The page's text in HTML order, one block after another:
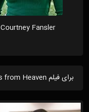
Courtney Fansler
برای فیلم Miracles from Heaven اینجا کلیک کنید.